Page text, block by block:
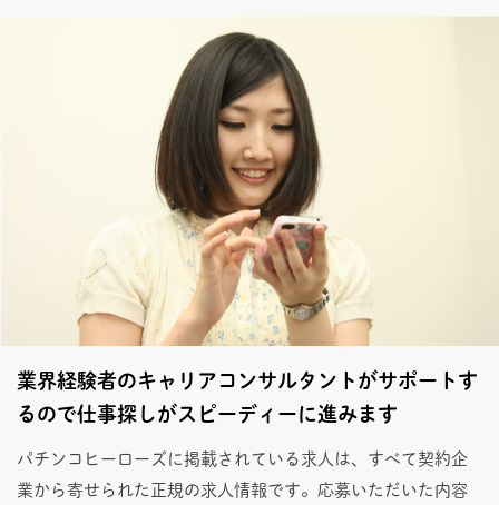
業界経験者のキャリアコンサルタントがサポートす
るので仕事探しがスピーディーに進みます
パチンコヒーローズに掲載されている求人は、すべて契約企
業から寄せられた正規の求人情報です。応募いただいた内容